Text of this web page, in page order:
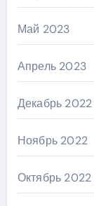
Май 2023
Апрель 2023
Декабрь 2022
Ноябрь 2022
Октябрь 2022